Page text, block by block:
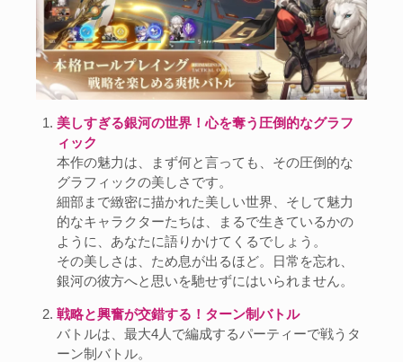
美しすぎる銀河の世界！心を奪う圧倒的なグラフ
ィック
本作の魅力は、まず何と言っても、その圧倒的な
グラフィックの美しさです。
細部まで緻密に描かれた美しい世界、そして魅力
的なキャラクターたちは、まるで生きているかの
ように、あなたに語りかけてくるでしょう。
その美しさは、ため息が出るほど。日常を忘れ、
銀河の彼方へと思いを馳せずにはいられません。
戦略と興奮が交錯する！ターン制バトル
バトルは、最大4人で編成するパーティーで戦うタ
ーン制バトル。